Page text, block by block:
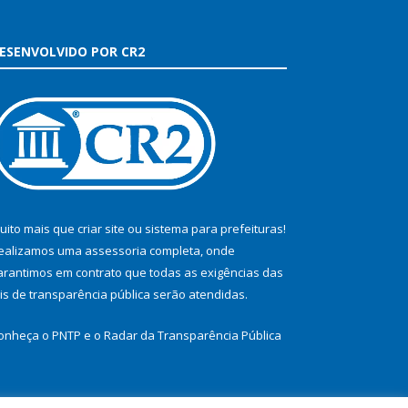
POR CR2
mais que criar site ou sistema para prefeituras!
uma assessoria completa, onde
em contrato que todas as exigências das
de transparência pública serão atendidas.
o PNTP e o Radar da Transparência Pública